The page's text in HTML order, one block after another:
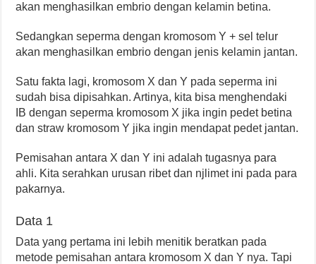
akan menghasilkan embrio dengan kelamin betina.
Sedangkan seperma dengan kromosom Y + sel telur
akan menghasilkan embrio dengan jenis kelamin jantan.
Satu fakta lagi, kromosom X dan Y pada seperma ini
sudah bisa dipisahkan. Artinya, kita bisa menghendaki
IB dengan seperma kromosom X jika ingin pedet betina
dan straw kromosom Y jika ingin mendapat pedet jantan.
Pemisahan antara X dan Y ini adalah tugasnya para
ahli. Kita serahkan urusan ribet dan njlimet ini pada para
pakarnya.
Data 1
Data yang pertama ini lebih menitik beratkan pada
metode pemisahan antara kromosom X dan Y nya. Tapi